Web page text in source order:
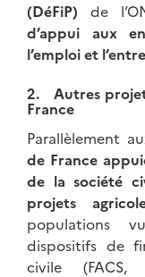
(DéFiP) de
d’appui aux
l’emploi et
2. Autres
France
Parallèlement
de France
de la société
projets
populations
dispositifs de
civile (FACS,